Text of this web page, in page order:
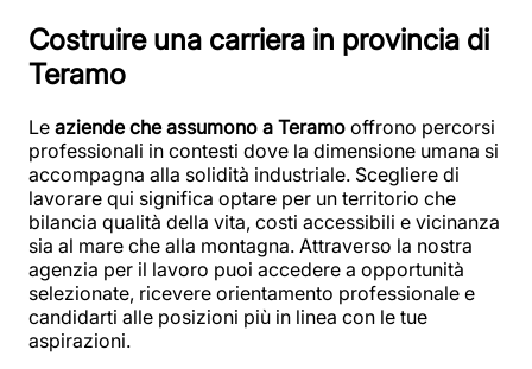
Costruire una carriera in provincia di
Teramo
Le aziende che assumono a Teramo offrono percorsi
professionali in contesti dove la dimensione umana si
accompagna alla solidità industriale. Scegliere di
lavorare qui significa optare per un territorio che
bilancia qualità della vita, costi accessibili e vicinanza
sia al mare che alla montagna. Attraverso la nostra
agenzia per il lavoro puoi accedere a opportunità
selezionate, ricevere orientamento professionale e
candidarti alle posizioni più in linea con le tue
aspirazioni.